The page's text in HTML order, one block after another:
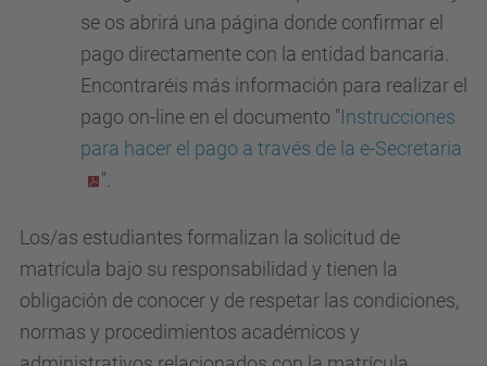
se os abrirá una página donde confirmar el
pago directamente con la entidad bancaria.
Encontraréis más información para realizar el
pago on-line en el documento "Instrucciones
para hacer el pago a través de la e-Secretaria
".
Los/as estudiantes formalizan la solicitud de
matrícula bajo su responsabilidad y tienen la
obligación de conocer y de respetar las condiciones,
normas y procedimientos académicos y